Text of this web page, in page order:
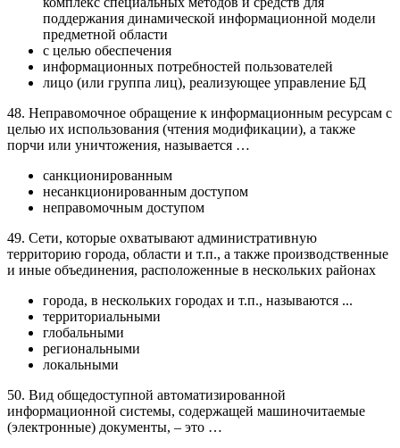
поддержания динамической информационной модели
предметной области
с целью обеспечения
информационных потребностей пользователей
лицо (или группа лиц), реализующее управление БД
48. Неправомочное обращение к информационным ресурсам с
целью их использования (чтения модификации), а также
порчи или уничтожения, называется …
санкционированным
несанкционированным доступом
неправомочным доступом
49. Сети, которые охватывают административную
территорию города, области и т.п., а также производственные
и иные объединения, расположенные в нескольких районах
города, в нескольких городах и т.п., называются ...
территориальными
глобальными
региональными
локальными
50. Вид общедоступной автоматизированной
информационной системы, содержащей машиночитаемые
(электронные) документы, – это …